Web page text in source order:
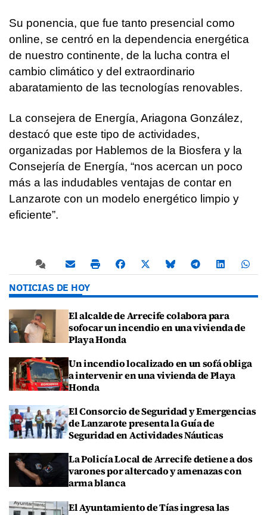
Su ponencia, que fue tanto presencial como
online, se centró en la dependencia energética
de nuestro continente, de la lucha contra el
cambio climático y del extraordinario
abaratamiento de las tecnologías renovables.
La consejera de Energía, Ariagona González,
destacó que este tipo de actividades,
organizadas por Hablemos de la Biosfera y la
Consejería de Energía, “nos acercan un poco
más a las indudables ventajas de contar en
Lanzarote con un modelo energético limpio y
eficiente”.
NOTICIAS DE HOY
El alcalde de Arrecife colabora para
sofocar un incendio en una vivienda de
Playa Honda
Un incendio localizado en un sofá obliga
a intervenir en una vivienda de Playa
Honda
El Consorcio de Seguridad y Emergencias
de Lanzarote presenta la Guía de
Seguridad en Actividades Náuticas
La Policía Local de Arrecife detiene a dos
varones por altercado y amenazas con
arma blanca
El Ayuntamiento de Tías ingresa las